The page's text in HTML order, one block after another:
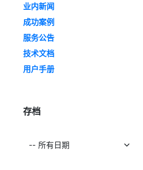
业内新闻
成功案例
服务公告
技术文档
用户手册
存档